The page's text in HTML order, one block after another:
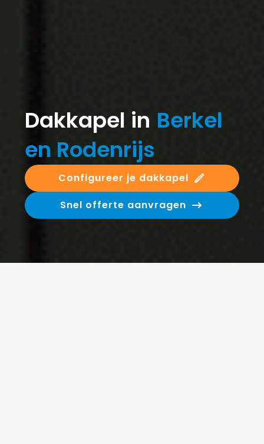
Dakkapel in Berkel
en Rodenrijs
Configureer je dakkapel
Snel offerte aanvragen